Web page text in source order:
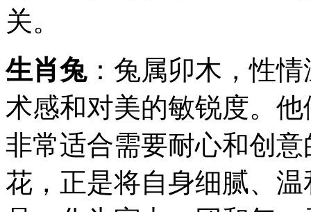
关。
生肖兔：兔属卯木，性
术感和对美的敏锐度。
非常适合需要耐心和创
花，正是将自身细腻、